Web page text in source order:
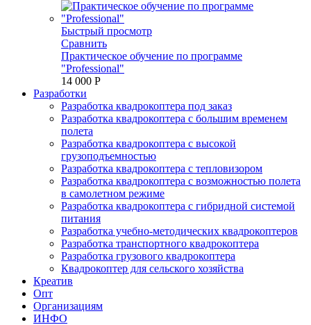
Быстрый просмотр
Сравнить
Практическое обучение по программе
"Professional"
14 000 P
Разработки
Разработка квадрокоптера под заказ
Разработка квадрокоптера с большим временем
полета
Разработка квадрокоптера с высокой
грузоподъемностью
Разработка квадрокоптера с тепловизором
Разработка квадрокоптера с возможностью полета
в самолетном режиме
Разработка квадрокоптера с гибридной системой
питания
Разработка учебно-методических квадрокоптеров
Разработка транспортного квадрокоптера
Разработка грузового квадрокоптера
Квадрокоптер для сельского хозяйства
Креатив
Опт
Организациям
ИНФО